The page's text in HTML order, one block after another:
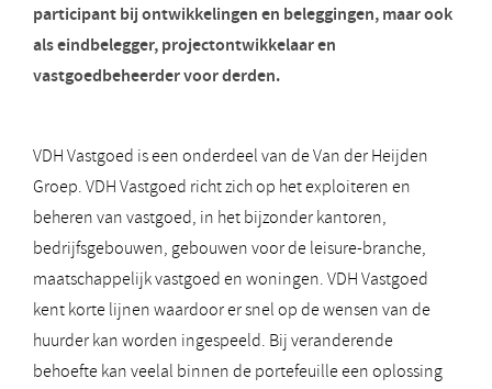
participant bij ontwikkelingen en beleggingen, maar ook
als eindbelegger, projectontwikkelaar en
vastgoedbeheerder voor derden.
VDH Vastgoed is een onderdeel van de Van der Heijden
Groep. VDH Vastgoed richt zich op het exploiteren en
beheren van vastgoed, in het bijzonder kantoren,
bedrijfsgebouwen, gebouwen voor de leisure-branche,
maatschappelijk vastgoed en woningen. VDH Vastgoed
kent korte lijnen waardoor er snel op de wensen van de
huurder kan worden ingespeeld. Bij veranderende
behoefte kan veelal binnen de portefeuille een oplossing